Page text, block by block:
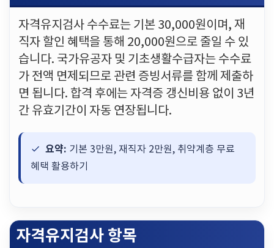
자격유지검사 수수료는 기본 30,000원이며, 재
직자 할인 혜택을 통해 20,000원으로 줄일 수 있
습니다. 국가유공자 및 기초생활수급자는 수수료
가 전액 면제되므로 관련 증빙서류를 함께 제출하
면 됩니다. 합격 후에는 자격증 갱신비용 없이 3년
간 유효기간이 자동 연장됩니다.
요약: 기본 3만원, 재직자 2만원, 취약계층 무료
혜택 활용하기
자격유지검사 항목